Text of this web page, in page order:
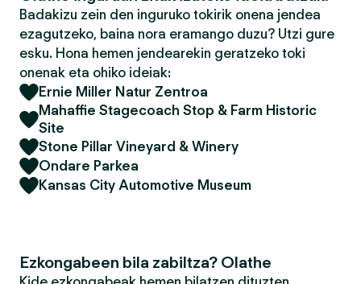
Badakizu zein den inguruko tokirik onena jendea
ezagutzeko, baina nora eramango duzu? Utzi gure
esku. Hona hemen jendearekin geratzeko toki
onenak eta ohiko ideiak:
Ernie Miller Natur Zentroa
Mahaffie Stagecoach Stop & Farm Historic
Site
Stone Pillar Vineyard & Winery
Ondare Parkea
Kansas City Automotive Museum
Ezkongabeen bila zabiltza? Olathe